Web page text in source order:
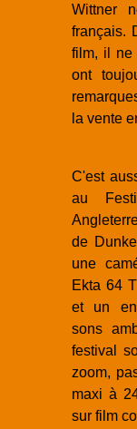
Wittner
français.
film, il ne
ont
la vente
C'est
au
de
une
Ekta 64
et un
sons
festival
zoom,
maxi à
sur film